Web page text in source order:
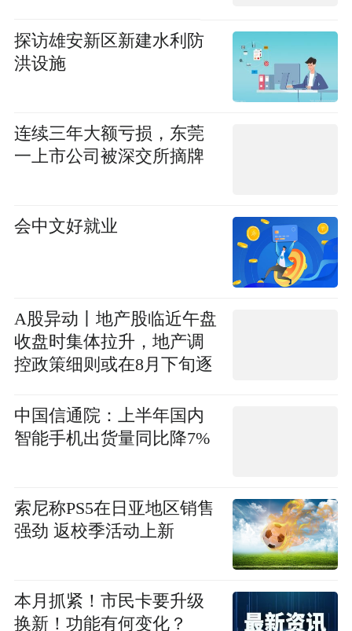
探访雄安新区新建水利防
洪设施
连续三年大额亏损，东莞
一上市公司被深交所摘牌
会中文好就业
A股异动丨地产股临近午盘
收盘时集体拉升，地产调
控政策细则或在8月下旬逐
中国信通院：上半年国内
智能手机出货量同比降7%
索尼称PS5在日亚地区销售
强劲 返校季活动上新
本月抓紧！市民卡要升级
换新！功能有何变化？